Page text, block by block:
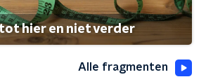
hier en niet verder
Alle fragmenten